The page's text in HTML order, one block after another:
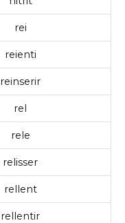
rei
reienti
reinserir
rel
rele
relisser
rellent
rellentir